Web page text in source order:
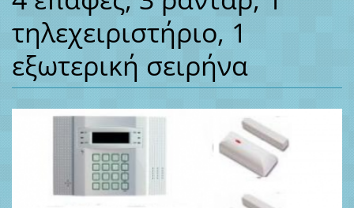
τηλεχειριστήριο, 1
εξωτερική σειρήνα